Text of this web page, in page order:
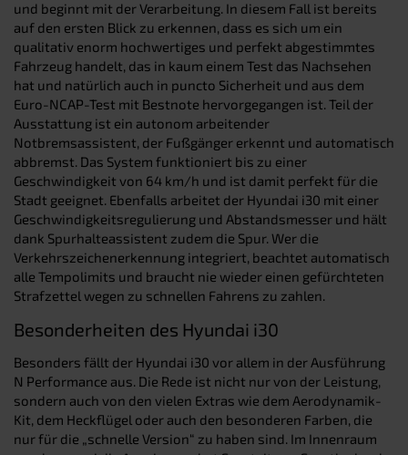
und beginnt mit der Verarbeitung. In diesem Fall ist bereits
auf den ersten Blick zu erkennen, dass es sich um ein
qualitativ enorm hochwertiges und perfekt abgestimmtes
Fahrzeug handelt, das in kaum einem Test das Nachsehen
hat und natürlich auch in puncto Sicherheit und aus dem
Euro-NCAP-Test mit Bestnote hervorgegangen ist. Teil der
Ausstattung ist ein autonom arbeitender
Notbremsassistent, der Fußgänger erkennt und automatisch
abbremst. Das System funktioniert bis zu einer
Geschwindigkeit von 64 km/h und ist damit perfekt für die
Stadt geeignet. Ebenfalls arbeitet der Hyundai i30 mit einer
Geschwindigkeitsregulierung und Abstandsmesser und hält
dank Spurhalteassistent zudem die Spur. Wer die
Verkehrszeichenerkennung integriert, beachtet automatisch
alle Tempolimits und braucht nie wieder einen gefürchteten
Strafzettel wegen zu schnellen Fahrens zu zahlen.
Besonderheiten des Hyundai i30
Besonders fällt der Hyundai i30 vor allem in der Ausführung
N Performance aus. Die Rede ist nicht nur von der Leistung,
sondern auch von den vielen Extras wie dem Aerodynamik-
Kit, dem Heckflügel oder auch den besonderen Farben, die
nur für die „schnelle Version“ zu haben sind. Im Innenraum